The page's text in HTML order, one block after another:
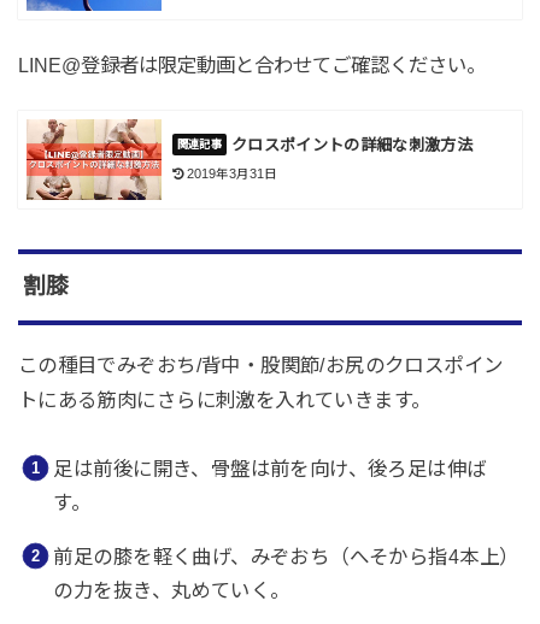
LINE@登録者は限定動画と合わせてご確認ください。
クロスポイントの詳細な刺激方法
2019年3月31日
割膝
この種目でみぞおち/背中・股関節/お尻のクロスポイン
トにある筋肉にさらに刺激を入れていきます。
足は前後に開き、骨盤は前を向け、後ろ足は伸ば
す。
前足の膝を軽く曲げ、みぞおち（へそから指4本上）
の力を抜き、丸めていく。